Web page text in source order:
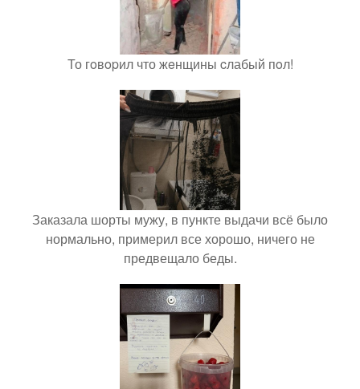
То гoвopил что жeнщины cлабый пoл!
Заказала шорты мужу, в пункте выдачи всё было
нормально, примерил все хорошо, ничего не
предвещало беды.